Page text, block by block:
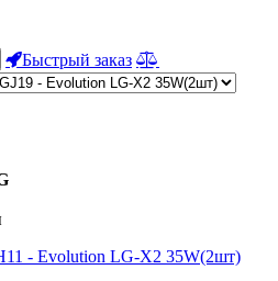
Быстрый заказ